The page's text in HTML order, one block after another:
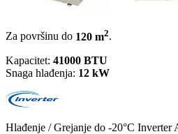
Za površinu do 120 m2.
Kapacitet: 41000 BTU
Snaga hlađenja: 12 kW
Hlađenje / Grejanje do -20°C Inverter